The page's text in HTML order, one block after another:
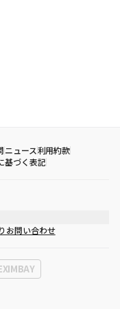
ニュース利用約款
基づく表記
3階(三成洞、coex)
お問い合わせ